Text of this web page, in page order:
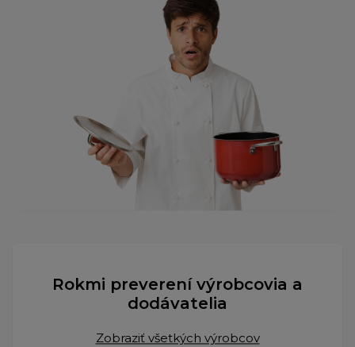
Rokmi preverení výrobcovia a
dodávatelia
Zobraziť všetkých výrobcov